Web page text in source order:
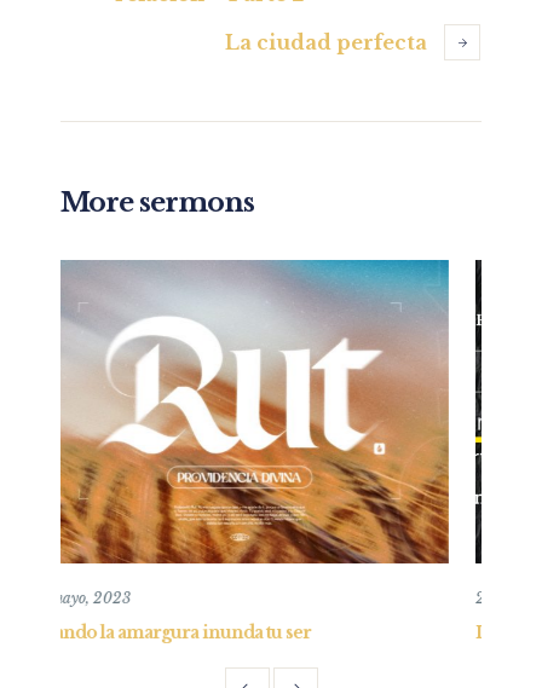
La ciudad perfecta
More sermons
Identificando a líderes: Carácter – Parte 4